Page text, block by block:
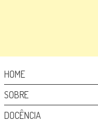
HOME
SOBRE
DOCÊNCIA